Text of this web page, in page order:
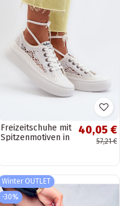
Freizeitschuhe mit
Spitzenmotiven in
40,05 €
57,21 €
Winter OUTLET
-30%